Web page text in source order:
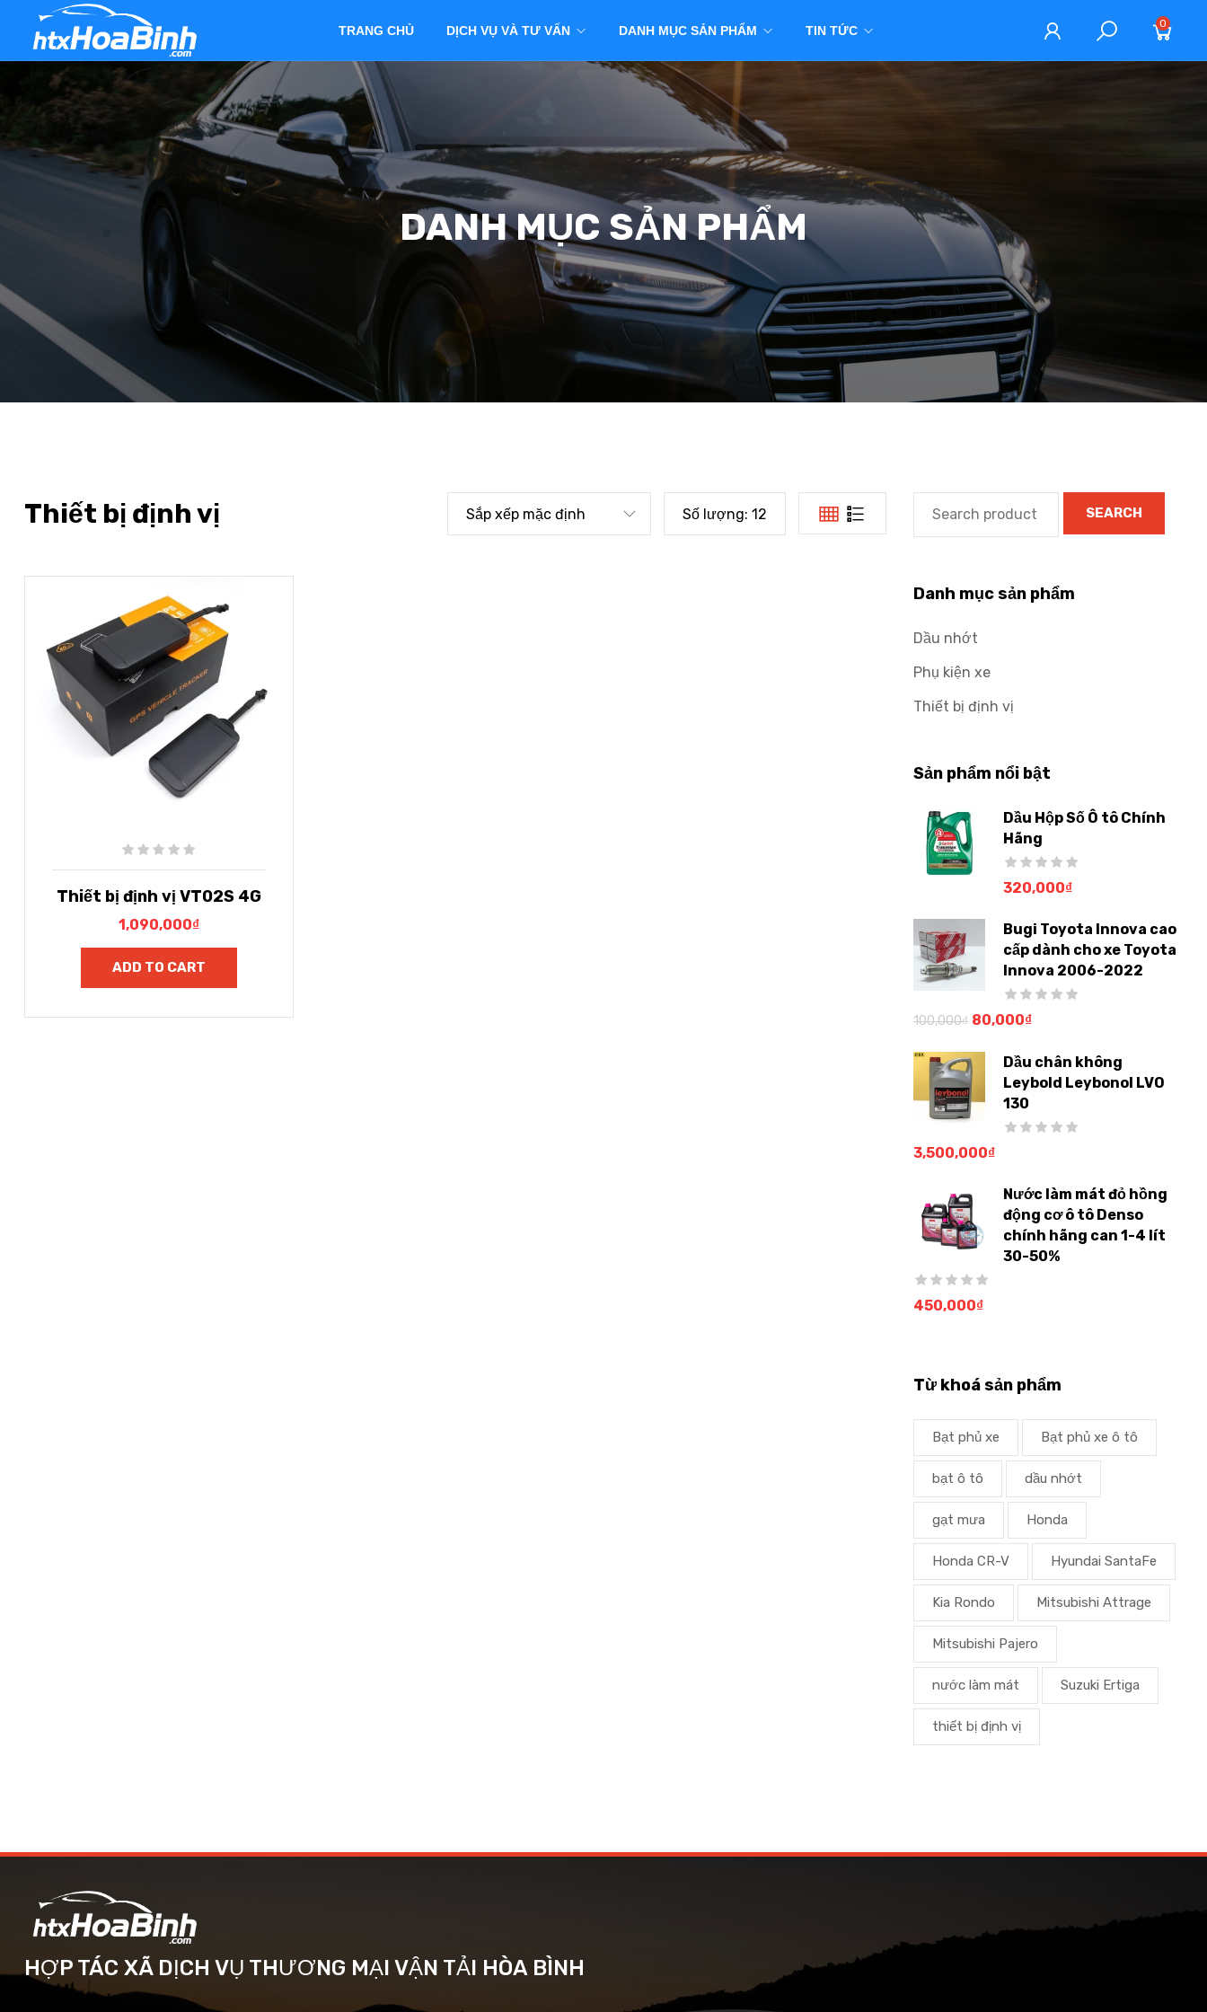
TRANG CHỦ DỊCH VỤ VÀ TƯ VẤN DANH MỤC SẢN PHẨM TIN TỨC 0
DANH MỤC SẢN PHẨM
Thiết bị định vị Sắp xếp mặc định Số lượng: 12
Thiết bị định vị VT02S 4G
1,090,000₫
ADD TO CART
SEARCH
Danh mục sản phẩm
Dầu nhớt
Phụ kiện xe
Thiết bị định vị
Sản phẩm nổi bật
Dầu Hộp Số Ô tô Chính
Hãng
320,000₫
Bugi Toyota Innova cao
cấp dành cho xe Toyota
Innova 2006-2022
100,000₫ 80,000₫
Dầu chân không
Leybold Leybonol LVO
130
3,500,000₫
Nước làm mát đỏ hồng
động cơ ô tô Denso
chính hãng can 1-4 lít
30-50%
450,000₫
Từ khoá sản phẩm
Bạt phủ xe Bạt phủ xe ô tô
bạt ô tô dầu nhớt
gạt mưa Honda
Honda CR-V Hyundai SantaFe
Kia Rondo Mitsubishi Attrage
Mitsubishi Pajero
nước làm mát Suzuki Ertiga
thiết bị định vị
HỢP TÁC XÃ DỊCH VỤ THƯƠNG MẠI VẬN TẢI HÒA BÌNH